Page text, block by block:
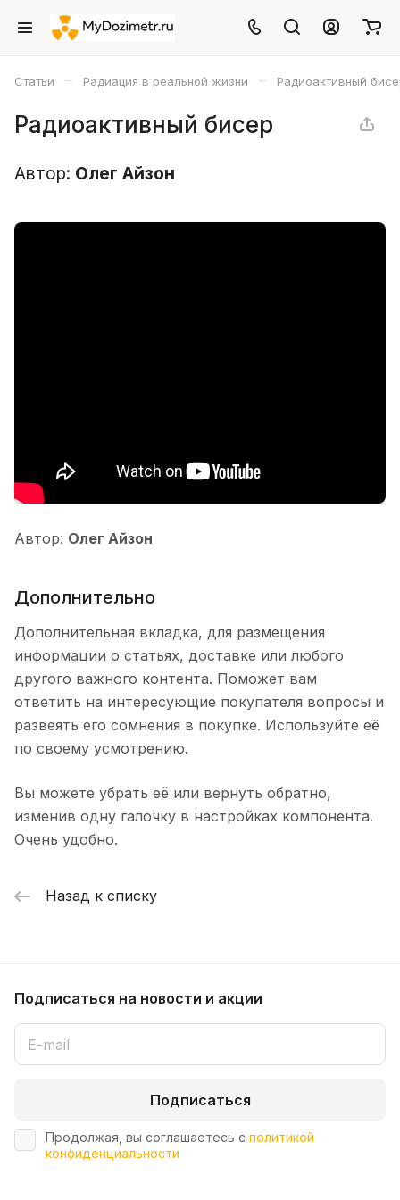
Статьи – Радиация в реальной жизни – Радиоактивный
Радиоактивный бисер
Автор: Олег Айзон
Автор: Олег Айзон
Дополнительно
Дополнительная вкладка, для размещения
информации о статьях, доставке или любого
другого важного контента. Поможет вам
ответить на интересующие покупателя вопросы и
развеять его сомнения в покупке. Используйте её
по своему усмотрению.
Вы можете убрать её или вернуть обратно,
изменив одну галочку в настройках компонента.
Очень удобно.
Назад к списку
Подписаться на новости и акции
Подписаться
Продолжая, вы соглашаетесь с политикой
конфиденциальности